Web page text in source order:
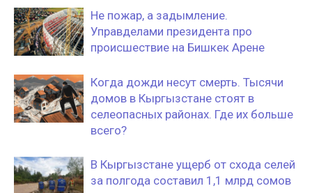
Не пожар, а задымление.
Управделами президента про
происшествие на Бишкек Арене
Когда дожди несут смерть. Тысячи
домов в Кыргызстане стоят в
селеопасных районах. Где их больше
всего?
В Кыргызстане ущерб от cхода селей
за полгода составил 1,1 млрд сомов